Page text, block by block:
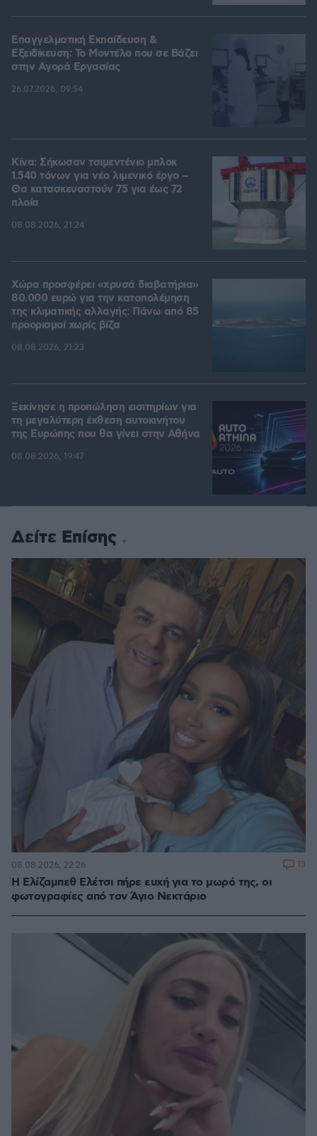
Επαγγελματική Εκπαίδευση &
Εξειδίκευση: Το Mοντέλο που σε Bάζει
στην Aγορά Eργασίας
26.07.2026, 09:54
Κίνα: Σήκωσαν τσιμεντένιο μπλοκ
1.540 τόνων για νέο λιμενικό έργο –
Θα κατασκευαστούν 75 για έως 72
πλοία
08.08.2026, 21:24
Χώρα προσφέρει «χρυσά διαβατήρια»
80.000 ευρώ για την καταπολέμηση
της κλιματικής αλλαγής: Πάνω από 85
προορισμοί χωρίς βίζα
08.08.2026, 21:23
Ξεκίνησε η προπώληση εισιτηρίων για
τη μεγαλύτερη έκθεση αυτοκινήτου
της Ευρώπης που θα γίνει στην Αθήνα
08.08.2026, 19:47
Δείτε Επίσης
Η Ελίζαμπεθ Ελέτσι πήρε ευχή για το μωρό της, οι
φωτογραφίες από τον Άγιο Νεκτάριο
08.08.2026, 22:26 13